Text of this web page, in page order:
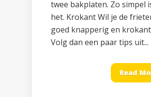
twee bakplaten. Zo simpel
het. Krokant Wil je de
goed knapperig en
Volg dan een paar tips uit...
Read